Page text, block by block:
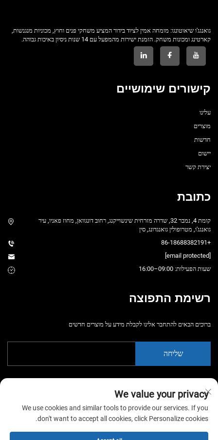
גואנגג'ו שיאוטונגו: מומחה אמין לציוד בידור המציע משחקי פנים וחוץ, מכוניות מנגנשות,
קארטינג ומכונות משחק. הזמנת ישירות מהמפעל עם 14 שנות ניסיון באיכות גבוהה.
קישורים שימושיים
עלינו
מוצרים
חדשות
יישום
יצירת קשר
כתובת
קומת 4, נמבר 32, שדרה מזרחית שינשוייקנג, רחוב דונגוואן, מחוז פאניו, עיר
גואנגג'ו, מטרופולין גואנגדונג, סין
+86-18688382191
שעות הפעילות: 09:00–16:00
רשימת התפוצה
ברוכים הבאים להתחבר אלינו לקבלת מידע על מוצרים חדשים
שליחה
רשות © 2026 חברת מיחזור מ recreation מצרית גואנגג'ואו שיאוטונגיאו ש. בעמ. כל
We value your privacy
We use cookies and similar tools to provide our services. If you
don't want to accept all cookies, click Personalize cookies.